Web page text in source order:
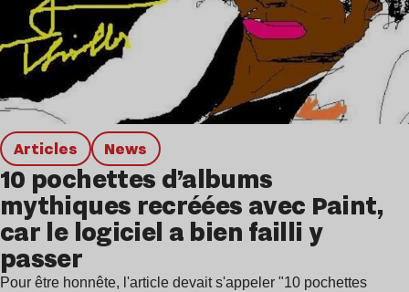
Articles news
10 pochettes d’albums
mythiques recréées avec Paint,
car le logiciel a bien failli y
passer
Pour être honnête, l'article devait s'appeler "10 pochettes